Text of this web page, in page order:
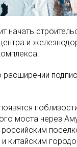
начать
и
расширении
моста через
китайским